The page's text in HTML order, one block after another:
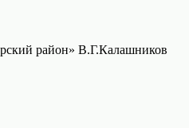
район» В.Г.Калашников